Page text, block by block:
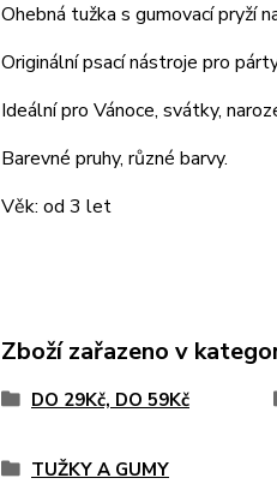
Ohebná tužka s gumovací pryží
Originální psací nástroje pro
Ideální pro Vánoce, svátky,
Barevné pruhy, různé barvy.
Věk: od 3 let
Zboží zařazeno v
DO 29Kč, DO 59Kč
TUŽKY A GUMY